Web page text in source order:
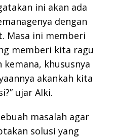
ini akan ada
dengan
Masa ini memberi
memberi kita ragu
khususnya
akankah kita
ujar Alki.
masalah agar
solusi yang